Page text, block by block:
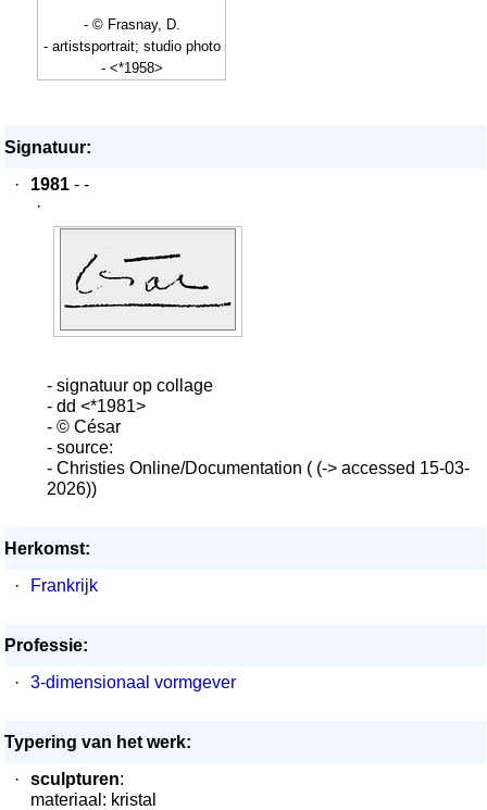
- © Frasnay, D.
- artistsportrait; studio photo
- <*1958>
Signatuur:
·
1981 - -
·
- signatuur op collage
- dd <*1981>
- © César
- source:
- Christies Online/Documentation ( (-> accessed 15-03-
2026))
Herkomst:
·
Frankrijk
Professie:
·
3-dimensionaal vormgever
Typering van het werk:
·
sculpturen:
materiaal: kristal